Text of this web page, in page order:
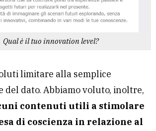
Qual è il tuo innovation level?
limitare alla semplice
del dato. Abbiamo voluto, inoltre,
contenuti utili a stimolare
di coscienza in relazione al